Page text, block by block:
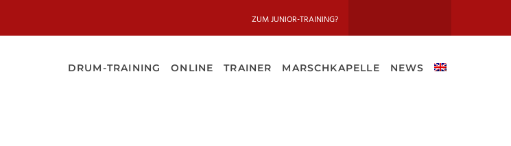
ZUM JUNIOR-TRAINING?
DRUM-TRAINING ONLINE TRAINER MARSCHKAPELLE NEWS